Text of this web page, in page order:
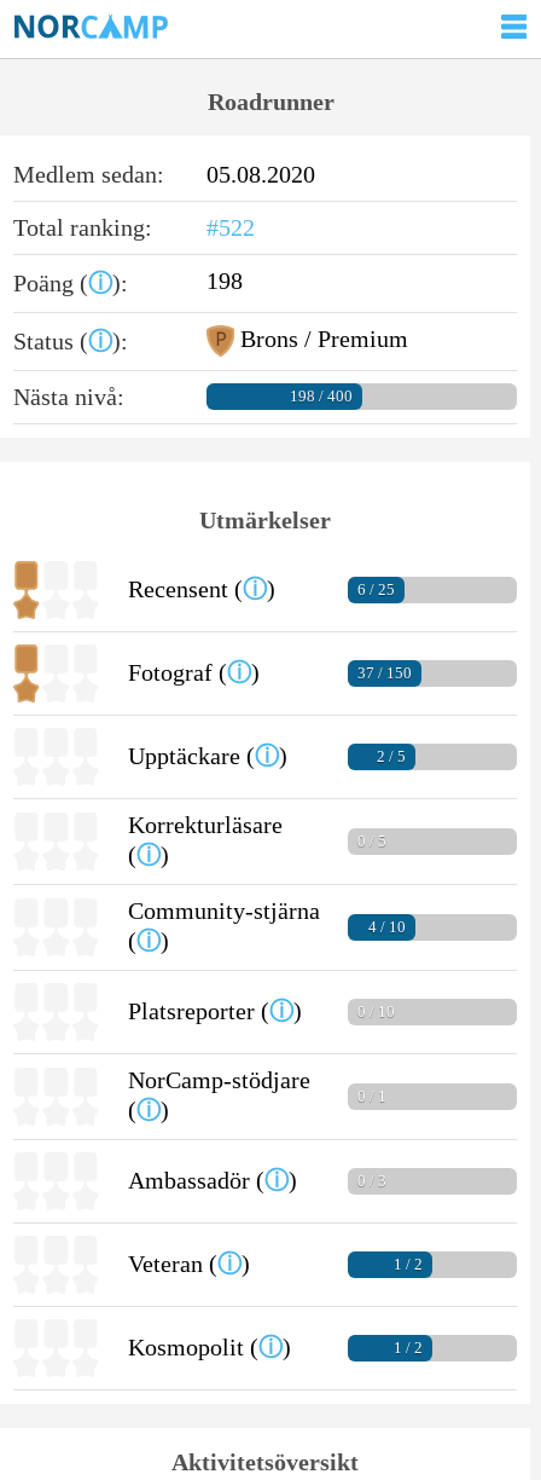
Roadrunner
Medlem sedan:
05.08.2020
Total ranking:
#522
Poäng (ⓘ): 198
Status (ⓘ): Brons / Premium
Nästa nivå: 198 / 400
Utmärkelser
Recensent (ⓘ) 6 / 25
Fotograf (ⓘ) 37 / 150
Upptäckare (ⓘ) 2 / 5
Korrekturläsare
(ⓘ)
0 / 5
Community-stjärna
(ⓘ)
4 / 10
Platsreporter (ⓘ) 0 / 10
NorCamp-stödjare
(ⓘ)
0 / 1
Ambassadör (ⓘ) 0 / 3
Veteran (ⓘ) 1 / 2
Kosmopolit (ⓘ) 1 / 2
Aktivitetsöversikt